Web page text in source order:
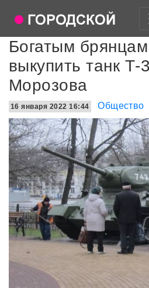
Богатым
выкупить танк Т-
Морозова
16 января 2022 16:44 Общество